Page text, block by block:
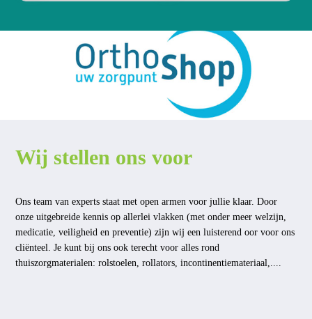
Wij stellen ons voor
Ons team van experts staat met open armen voor jullie klaar. Door
onze uitgebreide kennis op allerlei vlakken (met onder meer welzijn,
medicatie, veiligheid en preventie) zijn wij een luisterend oor voor ons
cliënteel. Je kunt bij ons ook terecht voor alles rond
thuiszorgmaterialen: rolstoelen, rollators, incontinentiemateriaal,....